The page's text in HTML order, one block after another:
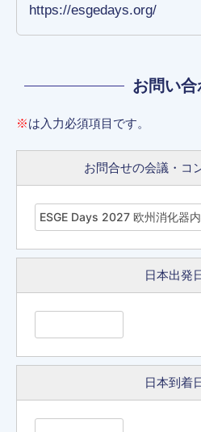
https://esgedays.org/
お問い合
※は入力必須項目です。
お問合せの会議・コ
日本出発
日本到着